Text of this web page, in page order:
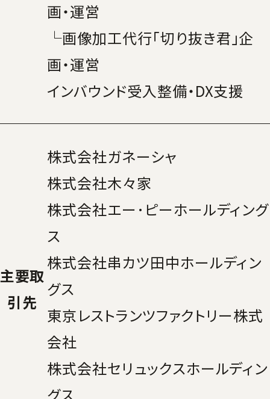
画・運営
└画像加工代行「切り抜き君 」企
画・運営
インバウンド受入整備・DX支援
主要取
引先
株式会社ガネーシャ
株式会社木々家
株式会社エー･ピーホールディング
ス
株式会社串カツ田中ホールディン
グス
東京レストランツファクトリー株式
会社
株式会社セリュックスホールディン
グス